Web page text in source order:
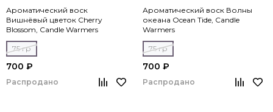
Ароматический воск
Вишнёвый цветок Cherry
Blossom, Candle Warmers
75 гр
700 ₽
Распродано
Ароматический воск Волны
океана Ocean Tide, Candle
Warmers
75 гр
700 ₽
Распродано